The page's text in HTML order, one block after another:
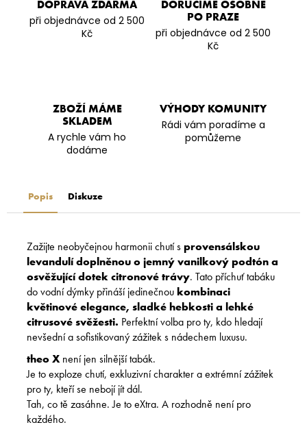
DOPRAVA ZDARMA
při objednávce od 2 500
Kč
DORUČÍME OSOBNĚ
PO PRAZE
při objednávce od 2 500
Kč
ZBOŽÍ MÁME
SKLADEM
A rychle vám ho
dodáme
VÝHODY KOMUNITY
Rádi vám poradíme a
pomůžeme
Popis Diskuze
Zažijte neobyčejnou harmonii chutí sprovensálskou
levandulí doplněnou o jemný vanilkový podtón a
osvěžující dotek citronové trávy. Tato příchuť tabáku
do vodní dýmky přináší jedinečnoukombinaci
květinové elegance, sladké hebkosti a lehké
citrusové svěžesti. Perfektní volba pro ty, kdo hledají
nevšední a sofistikovaný zážitek s nádechem luxusu.
theo Xnení jen silnější tabák.
Je to exploze chutí, exkluzivní charakter a extrémní zážitek
pro ty, kteří se nebojí jít dál.
Tah, co tě zasáhne. Je to eXtra. A rozhodně není pro
každého.